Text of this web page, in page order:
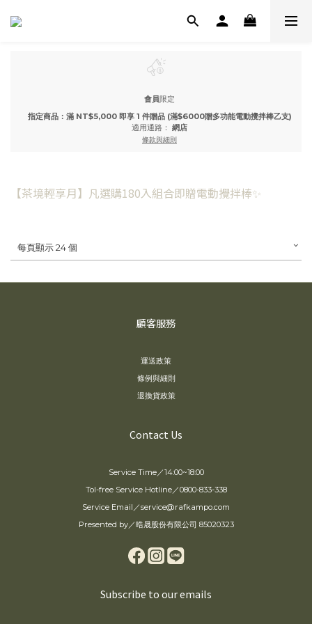
會員限定
指定商品：滿 NT$5,000 即享 1 件贈品 (滿$6000贈多功能電動攪拌棒乙支)
適用通路： 網店
條款與細則
【茶境輕享月】凡選購180入組合即贈電動攪拌棒✨
每頁顯示 24 個
顧客服務
運送政策
條例與細則
退換貨政策
Contact Us
Service Time／14:00~18:00
Tol-free Service Hotline／0800-833-338
Service Email／service@rafkampo.com
Presented by／晧晟股份有限公司 85020323
Subscribe to our emails